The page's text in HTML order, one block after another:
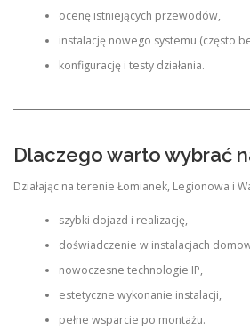
ocenę istniejących przewodów,
instalację nowego systemu (często
konfigurację i testy działania.
Dlaczego warto wybrać
Działając na terenie Łomianek, Legionowa i
szybki dojazd i realizację,
doświadczenie w instalacjach
nowoczesne technologie IP,
estetyczne wykonanie instalacji,
pełne wsparcie po montażu.